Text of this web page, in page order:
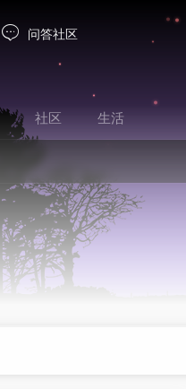
问答社区
社区 生活